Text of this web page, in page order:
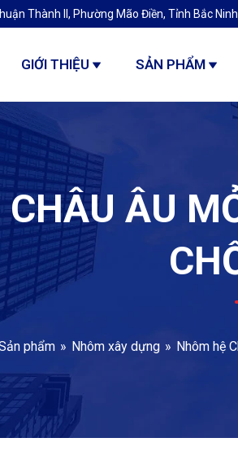
Thành II, Phường Mão Điền, Tỉnh Bắc
GIỚI THIỆU SẢN PHẨM
ÂU
phẩm Nhôm xây dựng Nhôm hệ